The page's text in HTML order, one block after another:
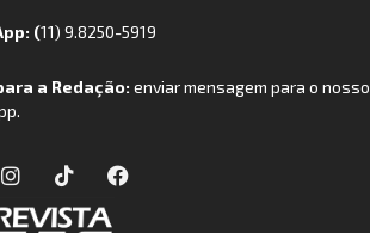
(11) 9.8250-5919
a Redação:enviar mensagem para o nosso